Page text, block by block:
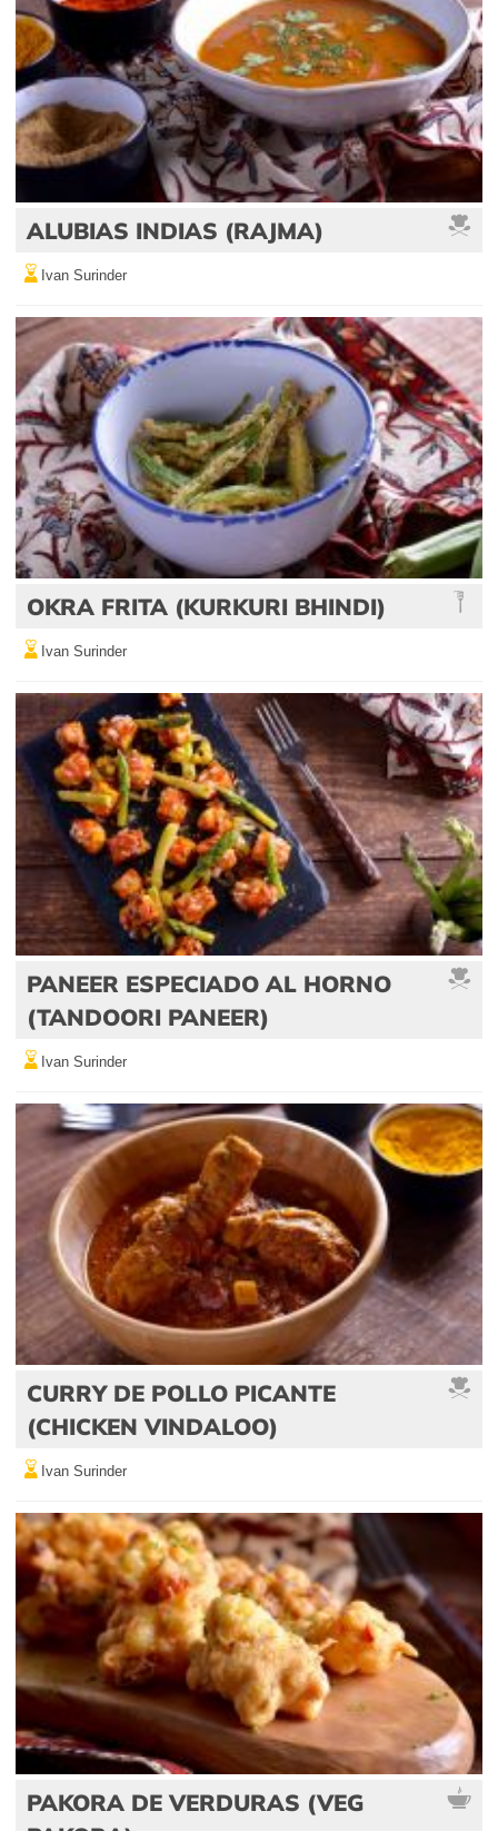
ALUBIAS INDIAS (RAJMA)
Ivan Surinder
OKRA FRITA (KURKURI BHINDI)
Ivan Surinder
PANEER ESPECIADO AL HORNO
(TANDOORI PANEER)
Ivan Surinder
CURRY DE POLLO PICANTE
(CHICKEN VINDALOO)
Ivan Surinder
PAKORA DE VERDURAS (VEG